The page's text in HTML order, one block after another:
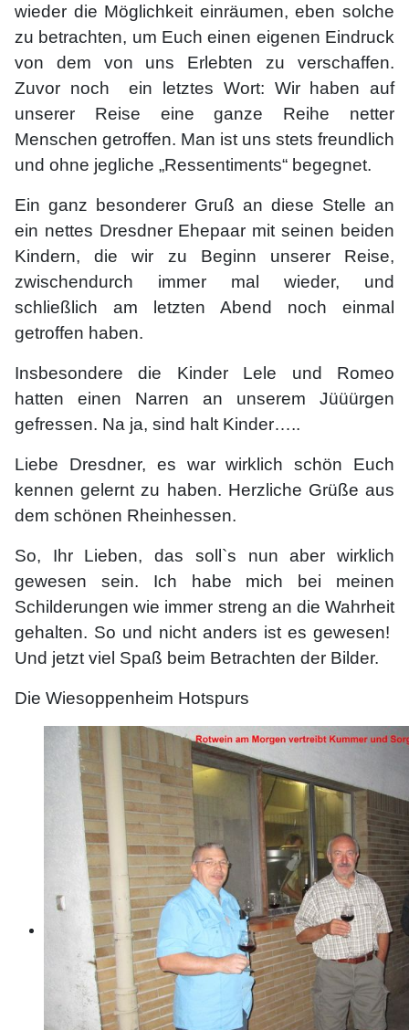
wieder die Möglichkeit einräumen, eben solche
zu betrachten, um Euch einen eigenen Eindruck
von dem von uns Erlebten zu verschaffen.
Zuvor noch ein letztes Wort: Wir haben auf
unserer Reise eine ganze Reihe netter
Menschen getroffen. Man ist uns stets freundlich
und ohne jegliche „Ressentiments“ begegnet.
Ein ganz besonderer Gruß an diese Stelle an
ein nettes Dresdner Ehepaar mit seinen beiden
Kindern, die wir zu Beginn unserer Reise,
zwischendurch immer mal wieder, und
schließlich am letzten Abend noch einmal
getroffen haben.
Insbesondere die Kinder Lele und Romeo
hatten einen Narren an unserem Jüüürgen
gefressen. Na ja, sind halt Kinder…..
Liebe Dresdner, es war wirklich schön Euch
kennen gelernt zu haben. Herzliche Grüße aus
dem schönen Rheinhessen.
So, Ihr Lieben, das soll`s nun aber wirklich
gewesen sein. Ich habe mich bei meinen
Schilderungen wie immer streng an die Wahrheit
gehalten. So und nicht anders ist es gewesen!
Und jetzt viel Spaß beim Betrachten der Bilder.
Die Wiesoppenheim Hotspurs